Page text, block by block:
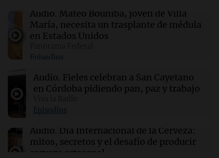
Fieles celebran a San Cayetano en Córdoba
pidiendo pan, paz y trabajo
"El tigre y el león": el efusivo encuentro entre
La Feria de Editores 2026: un espacio para la
cultura y la premiación de librerías
Audio. Mateo Bouniba, joven de Villa
María, necesita un trasplante de médula
en Estados Unidos
Episodios
Audio. Fieles celebran a San Cayetano
en Córdoba pidiendo pan, paz y trabajo
Episodios
Audio. Día Internacional de la Cerveza:
mitos, secretos y el desafío de producir
cerveza artesanal